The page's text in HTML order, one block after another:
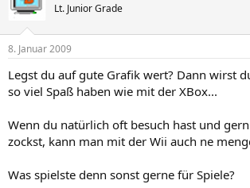
Lt. Junior Grade
8. Januar 2009
Legst du auf gute Grafik wert? Dann wirst
so viel Spaß haben wie mit der XBox...
Wenn du natürlich oft besuch hast und
zockst, kann man mit der Wii auch ne
Was spielste denn sonst gerne für Spiele?